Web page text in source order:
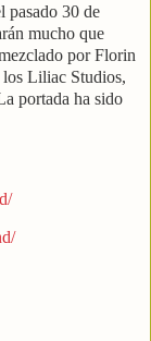
pasado 30 de
mucho que
por Florin
Liliac Studios,
portada ha sido